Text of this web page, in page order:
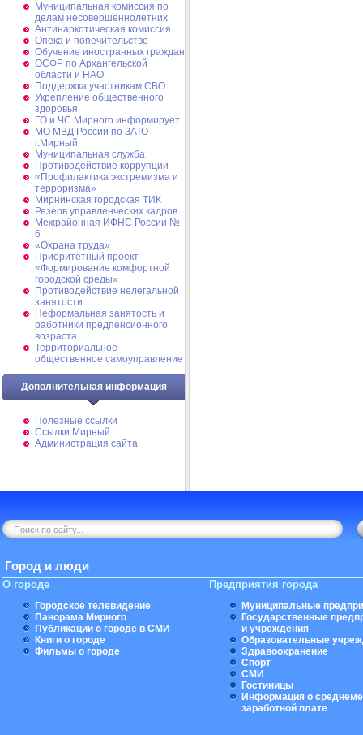
Муниципальная комиссия по
делам несовершеннолетних
Антинаркотическая комиссия
Опека и попечительство
Обучение иностранных граждан
ОСФР по Архангельской
области и НАО
Поддержка участникам СВО
Укрепление общественного
здоровья
ГО и ЧС Мирного информирует
МО МВД России по ЗАТО
г.Мирный
Муниципальная cлужба
Противодействие коррупции
«Профилактика экстремизма и
терроризма»
Мирнинская городская ТИК
Резерв управленческих кадров
Межрайонная ИФНС России №
6
«Охрана труда»
Приоритетный проект
«Формирование комфортной
городской среды»
Противодействие нелегальной
занятости
Неформальная занятость и
работники предпенсионного
возраста
Территориальное
общественное самоуправление
Дополнительная информация
Полезные ссылки
Ссылки Мирный
Администрация сайта
Город и люди
О городе
Городское телевидение
Панорама Мирного
Публикации о городе в СМИ
Книги о городе
Фильмы о городе
Предприятия города
Муниципальные
Государственные
и учреждения
Образовательные
Здравоохранение
Спорт
СМИ
Гостиницы
Информация о
заработной плате